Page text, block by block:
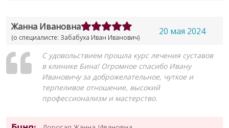
Жанна Ивановна
(о специалисте: Забабуха Иван Иванович)
20 мая 2024
С удовольствием прошла курс лечения суставов
в клинике Бина! Огромное спасибо Ивану
Ивановичу за доброжелательное, чуткое и
терпеливое отношение, высокий
профессионализм и мастерство.